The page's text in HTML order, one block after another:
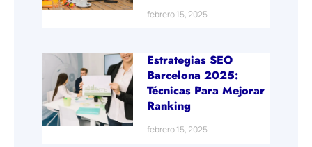
febrero 15, 2025
Estrategias SEO
Barcelona 2025:
Técnicas Para Mejorar
Ranking
febrero 15, 2025